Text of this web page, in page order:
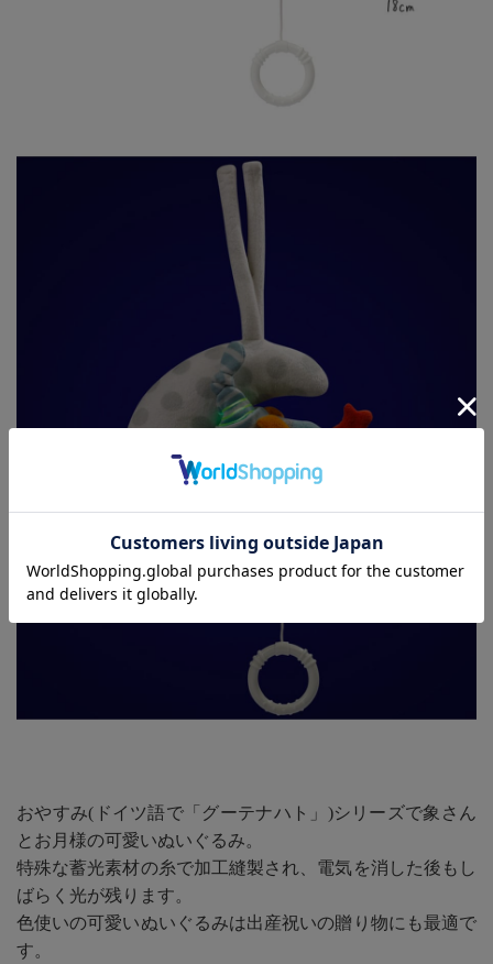
おやすみ(ドイツ語で「グーテナハト」)シリーズで象さん
とお月様の可愛いぬいぐるみ。
特殊な蓄光素材の糸で加工縫製され、電気を消した後もし
ばらく光が残ります。
色使いの可愛いぬいぐるみは出産祝いの贈り物にも最適で
す。